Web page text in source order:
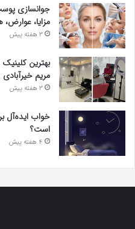
جوانسازی
مزایا،
3 هفته پیش
بهترین
مریم خیرآبادی
3 هفته پیش
خواب ایده‌آل
است؟
4 هفته پیش